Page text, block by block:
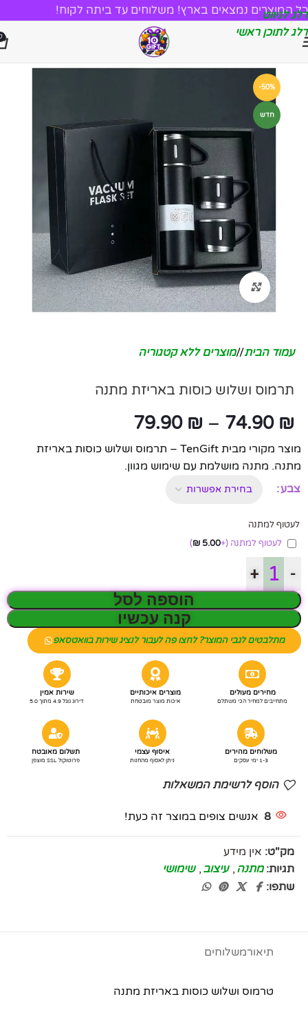
דלג לניווט
דלג לתוכן ראשי
כל המוצרים נמצאים בארץ! משלוחים עד ביתה לקוח!
-50%
חדש
לחץ להגדלה
עמוד הבית/ מוצרים ללא קטגוריה
תרמוס ושלוש כוסות באריזת מתנה
74.90 ₪
–
79.90 ₪
מוצר מקורי מבית TenGift – תרמוס ושלוש כוסות באריזת
מתנה. מתנה מושלמת עם שימוש מגוון.
צבע
לעטוף למתנה
לעטוף למתנה (+
5.00
₪
)
-
+
הוספה לסל
קנה עכשיו
מתלבטים לגבי המוצר? לחצו פה לעבור לנציג שירות בוואטסאפ
מחירים מעולים
מתחייבים למחיר הכי משתלם
מוצרים איכותיים
איכות מוצר מובטחת
שירות אמין
דירוג גוגל 4.9 מתוך 5.0
משלוחים מהירים
1-3 ימי עסקים
איסוף עצמי
ניתן לאסוף מהחנות
תשלום מאובטח
פרוטוקול SSL מוצפן
הוסף לרשימת המשאלות
8 אנשים צופים במוצר זה כעת!
מק"ט: אין מידע
תגיות: מתנה , עיצוב , שימושי
שתפו:
תיאורמשלוחים
טרמוס ושלוש כוסות באריזת מתנה